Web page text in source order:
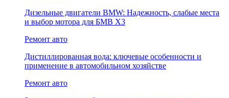
Дизельные двигатели BMW: Надежность, слабые места
и выбор мотора для БМВ Х3
Ремонт авто
Дистиллированная вода: ключевые особенности и
применение в автомобильном хозяйстве
Ремонт авто